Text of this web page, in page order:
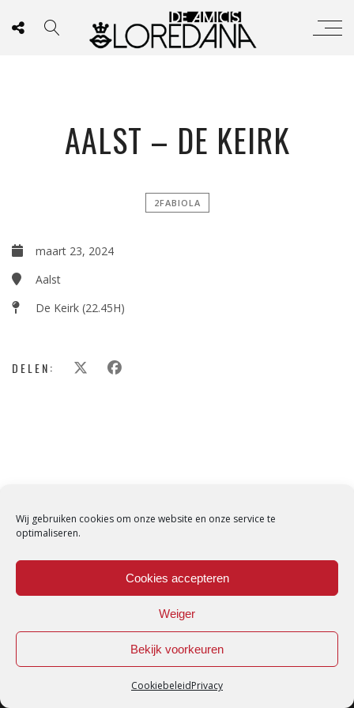
Wij gebruiken cookies om onze website en onze service te
optimaliseren.
Cookies accepteren
Weiger
Bekijk voorkeuren
CookiebeleidPrivacy
AALST – DE KEIRK
2FABIOLA
maart 23, 2024
Aalst
De Keirk (22.45H)
DELEN:
Loredana © Made with love byDirtyHippos